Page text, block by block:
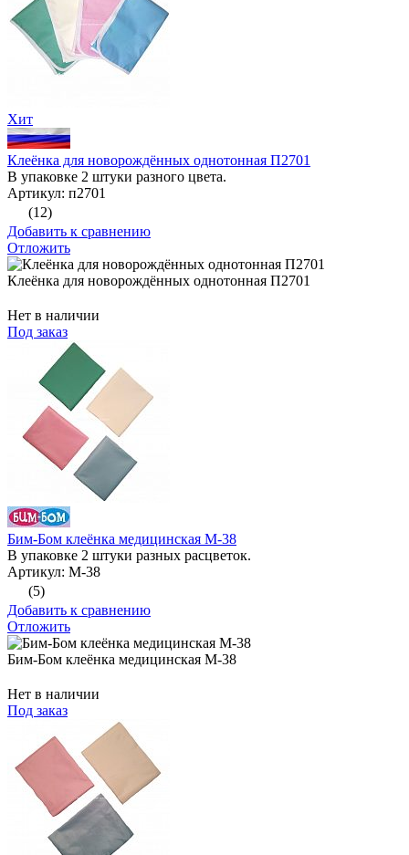
Хит
Клеёнка для новорождённых однотонная П2701
В упаковке 2 штуки разного цвета.
Артикул: п2701
(12)
Добавить к сравнению
Отложить
Клеёнка для новорождённых однотонная П2701
Нет в наличии
Под заказ
Бим-Бом клеёнка медицинская М-38
В упаковке 2 штуки разных расцветок.
Артикул: М-38
(5)
Добавить к сравнению
Отложить
Бим-Бом клеёнка медицинская М-38
Нет в наличии
Под заказ